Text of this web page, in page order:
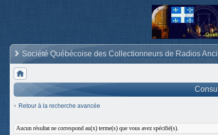
Société Québécoise des Collectionneurs de Radios
Retour à la recherche avancée
Aucun résultat ne correspond au(x) terme(s) que vous avez spécifié(s).